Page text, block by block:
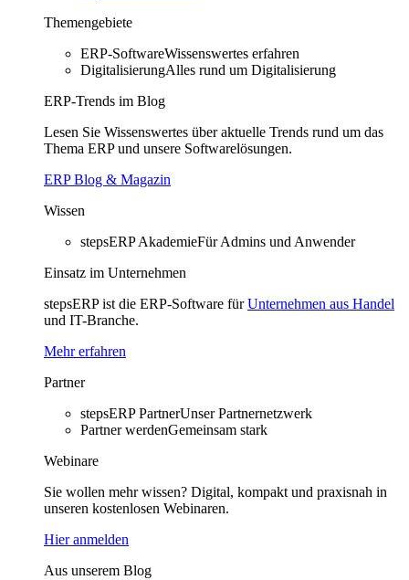
Themengebiete
ERP-SoftwareWissenswertes erfahren
DigitalisierungAlles rund um Digitalisierung
ERP-Trends im Blog
Lesen Sie Wissenswertes über aktuelle Trends rund um das
Thema ERP und unsere Softwarelösungen.
ERP Blog & Magazin
Wissen
stepsERP AkademieFür Admins und Anwender
Einsatz im Unternehmen
stepsERP ist die ERP-Software fürUnternehmen aus Handel
und IT-Branche.
Mehr erfahren
Partner
stepsERP PartnerUnser Partnernetzwerk
Partner werdenGemeinsam stark
Webinare
Sie wollen mehr wissen? Digital, kompakt und praxisnah in
unseren kostenlosen Webinaren.
Hier anmelden
Aus unserem Blog